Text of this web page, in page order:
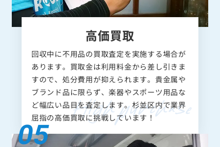
高価買取
回収中に不用品の買取査定を実施する場合が
あります。買取金は利用料金から差し引きま
すので、処分費用が抑えられます。貴金属や
ブランド品に限らず、楽器やスポーツ用品な
ど幅広い品目を査定します。杉並区内で業界
屈指の高価買取に挑戦しています！